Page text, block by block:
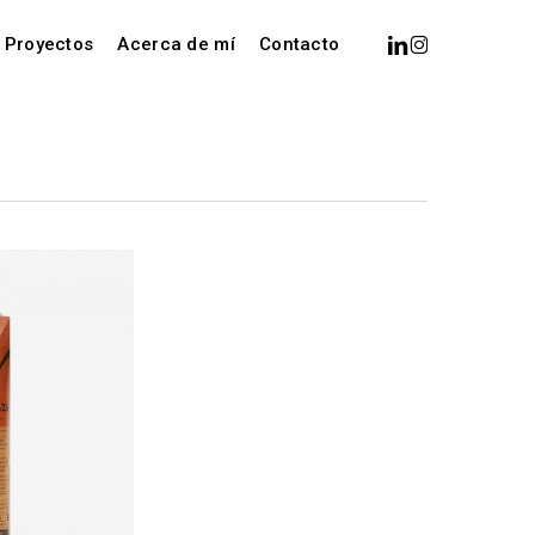
Proyectos Acerca de mí Contacto linkedin
instagram